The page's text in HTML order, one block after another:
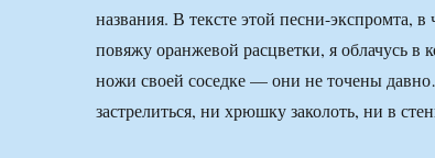
названия. В тексте этой песни-экспромта, в
повяжу оранжевой расцветки, я облачусь
ножи своей соседке — они не точены
застрелиться, ни хрюшку заколоть, ни в